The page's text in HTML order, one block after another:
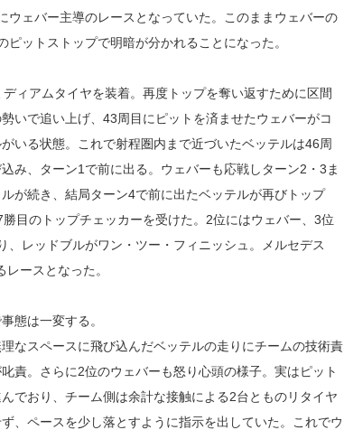
ウェバー主導のレースとなっていた。このままウェバーの
ットストップで明暗が分かれることになった。
ィアムタイヤを装着。再度トップを奪い返すために区間
いで追い上げ、43周目にピットを済ませたウェバーがコ
いる状態。これで射程圏内まで近づいたベッテルは46周
み、ターン1で前に出る。ウェバーも応戦しターン2・3ま
が続き、結局ターン4で前に出たベッテルが再びトップ
目のトップチェッカーを受けた。2位にはウェバー、3位
、レッドブルがワン・ツー・フィニッシュ。メルセデス
ースとなった。
態は一変する。
なスペースに飛び込んだベッテルの走りにチームの技術責
責。さらに2位のウェバーも怒り心頭の様子。実はピット
でおり、チーム側は余計な接触による2台とものリタイヤ
、ペースを少し落とすように指示を出していた。これでウ